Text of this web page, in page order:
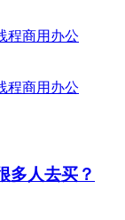
多人去买？